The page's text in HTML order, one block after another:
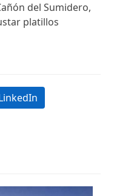
del Sumidero,
platillos